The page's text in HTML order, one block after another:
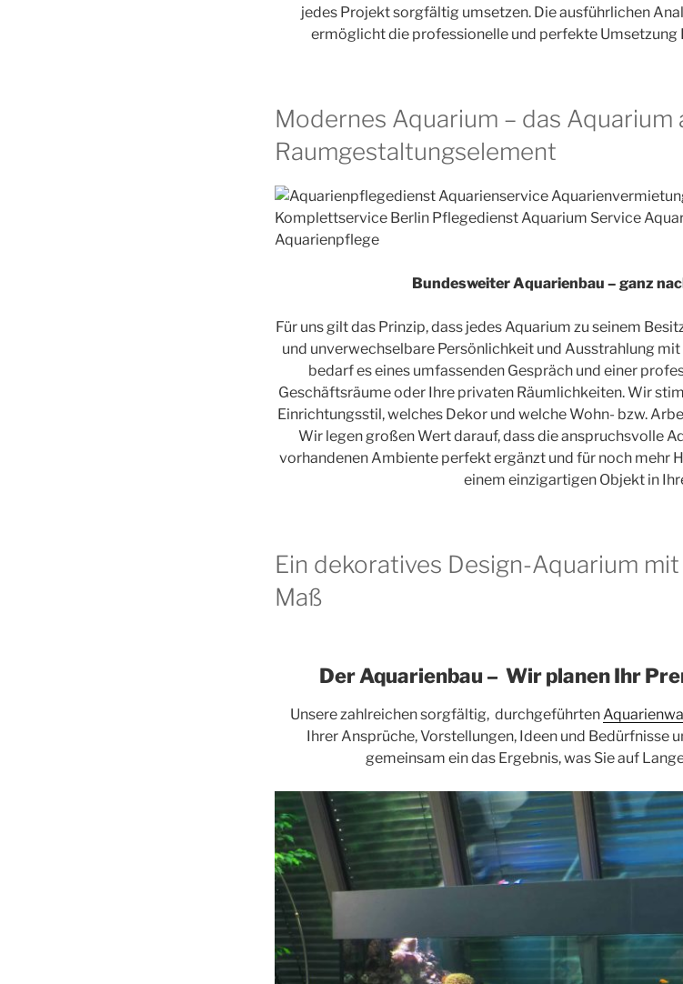
jedes Projekt sorgfältig umsetzen. Die ausführlichen
ermöglicht die professionelle und perfekte Umsetzung
Modernes Aquarium – das Aquarium
Raumgestaltungselement
Bundesweiter Aquarienbau – ganz
Für uns gilt das Prinzip, dass jedes Aquarium zu seinem
und unverwechselbare Persönlichkeit und Ausstrahlung
bedarf es eines umfassenden Gespräch und einer
Geschäftsräume oder Ihre privaten Räumlichkeiten. Wir
Einrichtungsstil, welches Dekor und welche Wohn- bzw.
Wir legen großen Wert darauf, dass die anspruchsvolle
vorhandenen Ambiente perfekt ergänzt und für noch mehr
einem einzigartigen Objekt in
Ein dekoratives Design-Aquarium
Maß
Der Aquarienbau – Wir planen Ihr
Unsere zahlreichen sorgfältig, durchgeführten
Ihrer Ansprüche, Vorstellungen, Ideen und Bedürfnisse
gemeinsam ein das Ergebnis, was Sie auf